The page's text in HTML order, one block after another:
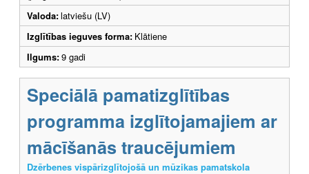
Valoda:latviešu (LV)
Izglītības ieguves forma: Klātiene
Ilgums:9 gadi
Speciālā pamatizglītības
programma izglītojamajiem ar
mācīšanās traucējumiem
Dzērbenes vispārizglītojošā un mūzikas pamatskola